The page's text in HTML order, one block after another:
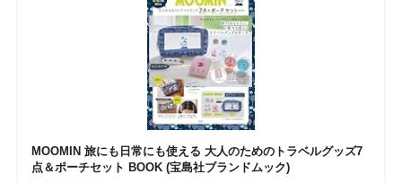
MOOMIN 旅にも日常にも使える 大人のためのトラベルグッズ7
点＆ポーチセット BOOK (宝島社ブランドムック)